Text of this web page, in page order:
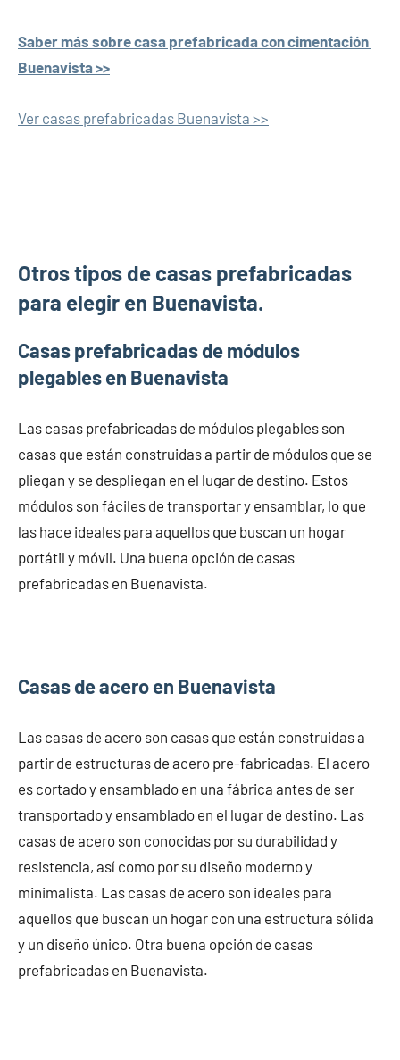
Saber más sobre casa prefabricada con cimentación
Buenavista >>
Ver casas prefabricadas Buenavista >>
Otros tipos de casas prefabricadas
para elegir en Buenavista.
Casas prefabricadas de módulos
plegables en Buenavista
Las casas prefabricadas de módulos plegables son
casas que están construidas a partir de módulos que se
pliegan y se despliegan en el lugar de destino. Estos
módulos son fáciles de transportar y ensamblar, lo que
las hace ideales para aquellos que buscan un hogar
portátil y móvil. Una buena opción de casas
prefabricadas en Buenavista.
Casas de acero en Buenavista
Las casas de acero son casas que están construidas a
partir de estructuras de acero pre-fabricadas. El acero
es cortado y ensamblado en una fábrica antes de ser
transportado y ensamblado en el lugar de destino. Las
casas de acero son conocidas por su durabilidad y
resistencia, así como por su diseño moderno y
minimalista. Las casas de acero son ideales para
aquellos que buscan un hogar con una estructura sólida
y un diseño único. Otra buena opción de casas
prefabricadas en Buenavista.